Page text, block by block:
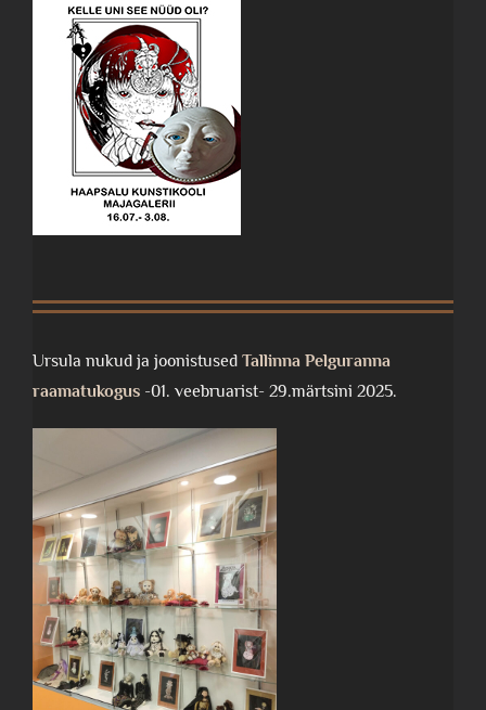
Ursula nukud ja joonistused Tallinna Pelguranna
raamatukogus -01. veebruarist- 29.märtsini 2025.